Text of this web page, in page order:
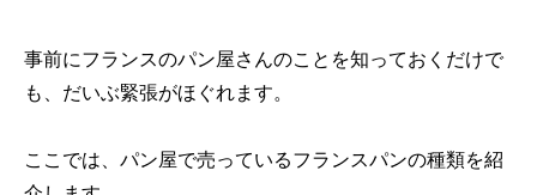
事前にフランスのパン屋さんのことを知っておくだけで
も、だいぶ緊張がほぐれます。
ここでは、パン屋で売っているフランスパンの種類を紹